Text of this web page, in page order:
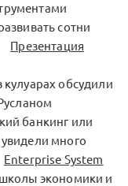
сотни
Презентация
обсудили
банкинг или
много
Enterprise System
экономики и